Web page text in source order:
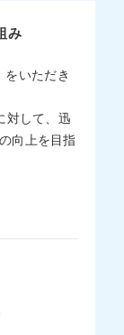
み
いただき
対して、迅
向上を目指